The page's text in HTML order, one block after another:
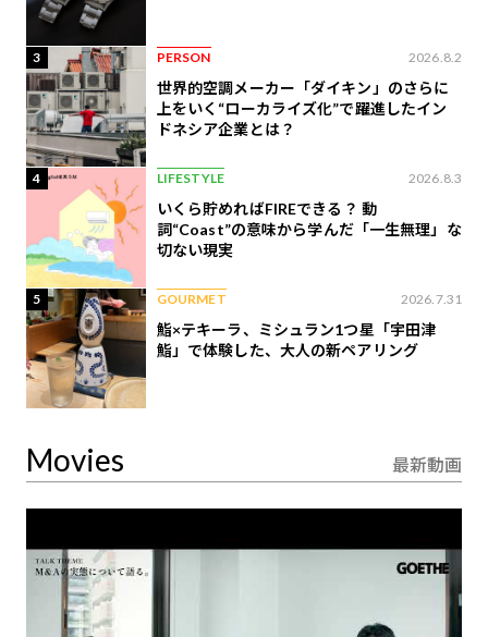
3 PERSON 2026.8.2
世界的空調メーカー「ダイキン」のさらに
上をいく“ローカライズ化”で躍進したイン
ドネシア企業とは？
4 LIFESTYLE 2026.8.3
いくら貯めればFIREできる？ 動
詞“Coast”の意味から学んだ「一生無理」な
切ない現実
5 GOURMET 2026.7.31
鮨×テキーラ、ミシュラン1つ星「宇田津
鮨」で体験した、大人の新ペアリング
Movies 最新動画